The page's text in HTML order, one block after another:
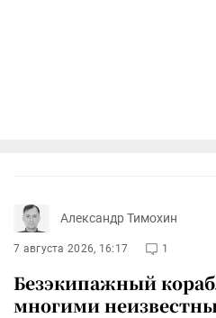
Александр Тимохин
7 августа 2026, 16:17 1
Безэкипажный
многими